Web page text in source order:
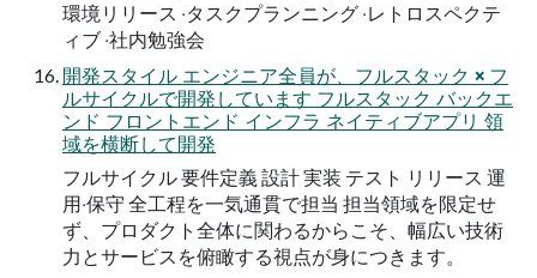
環境リリース ‧タスクプランニング ‧レトロスペクテ
ィブ ‧社内勉強会
開発スタイル エンジニア全員が、フルスタック × フ
ルサイクルで開発しています フルスタック バックエ
ンド フロントエンド インフラ ネイティブアプリ 領
域を横断して開発
フルサイクル 要件定義 設計 実装 テスト リリース 運
⽤‧保守 全⼯程を⼀気通貫で担当 担当領域を限定せ
ず、プロダクト全体に関わるからこそ、幅広い技術
⼒とサービスを俯瞰する視点が⾝につきます。